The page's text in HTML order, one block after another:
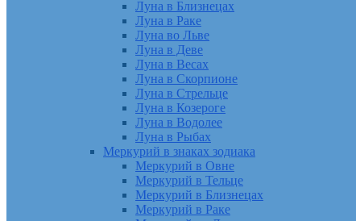
Луна в Близнецах
Луна в Раке
Луна во Льве
Луна в Деве
Луна в Весах
Луна в Скорпионе
Луна в Стрельце
Луна в Козероге
Луна в Водолее
Луна в Рыбах
Меркурий в знаках зодиака
Меркурий в Овне
Меркурий в Тельце
Меркурий в Близнецах
Меркурий в Раке